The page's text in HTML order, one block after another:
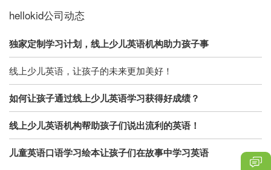
hellokid公司动态
独家定制学习计划，线上少儿英语机构助力孩子事
线上少儿英语，让孩子的未来更加美好！
如何让孩子通过线上少儿英语学习获得好成绩？
线上少儿英语机构帮助孩子们说出流利的英语！
儿童英语口语学习绘本让孩子们在故事中学习英语